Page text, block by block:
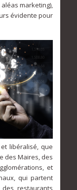
marketing),
évidente pour
libéralisé, que
des Maires, des
et
qui partent
restaurants